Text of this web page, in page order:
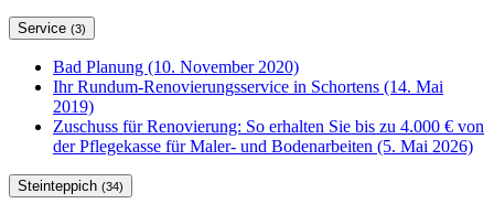
Service (3)
Bad Planung (10. November 2020)
Ihr Rundum-Renovierungsservice in Schortens (14. Mai
2019)
Zuschuss für Renovierung: So erhalten Sie bis zu 4.000 € von
der Pflegekasse für Maler- und Bodenarbeiten (5. Mai 2026)
Steinteppich (34)